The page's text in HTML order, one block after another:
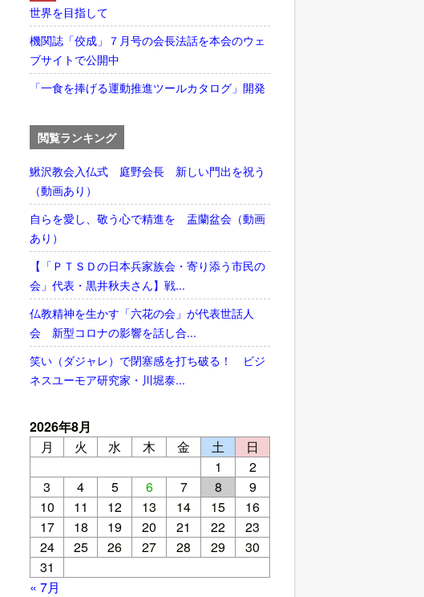
世界を目指して
機関誌「佼成」７月号の会長法話を本会のウェ
ブサイトで公開中
「一食を捧げる運動推進ツールカタログ」開発
閲覧ランキング
鰍沢教会入仏式 庭野会長 新しい門出を祝う
（動画あり）
自らを愛し、敬う心で精進を 盂蘭盆会（動画
あり）
【「ＰＴＳＤの日本兵家族会・寄り添う市民の
会」代表・黒井秋夫さん】戦...
仏教精神を生かす「六花の会」が代表世話人
会 新型コロナの影響を話し合...
笑い（ダジャレ）で閉塞感を打ち破る！ ビジ
ネスユーモア研究家・川堀泰...
2026年8月
月
火 水 木 金 土
日
1
2
3
4 5 6 7 8
9
10
11 12 13 14 15
16
17
18 19 20 21 22
23
24
25 26 27 28 29
30
31
« 7月